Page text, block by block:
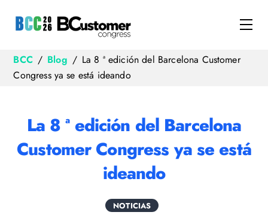
BCC / Blog / La 8 ª edición del Barcelona Customer
Congress ya se está ideando
La 8 ª edición del Barcelona
Customer Congress ya se está
ideando
NOTICIAS